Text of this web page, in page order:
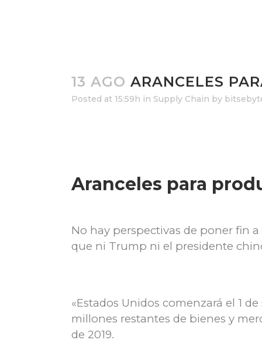
13 AGO ARANCELES
Posted at 15:59h in Supply Chain by
Aranceles para
No hay perspectivas de poner fin
que ni Trump ni el presidente
«Estados Unidos comenzará el 1
millones restantes de bienes y
de 2019.